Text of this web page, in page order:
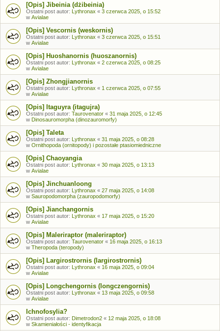
[Opis] Jibeinia (dżibeinia)
Ostatni post autor: Lythronax « 3 czerwca 2025, o 15:52
w Avialae
[Opis] Vescornis (weskornis)
Ostatni post autor: Lythronax « 3 czerwca 2025, o 15:51
w Avialae
[Opis] Huoshanornis (huoszanornis)
Ostatni post autor: Lythronax « 2 czerwca 2025, o 08:25
w Avialae
[Opis] Zhongjianornis
Ostatni post autor: Lythronax « 1 czerwca 2025, o 07:55
w Avialae
[Opis] Itaguyra (itagujra)
Ostatni post autor: Taurovenator « 31 maja 2025, o 12:45
w Dinosauromorpha (dinozauromorfy)
[Opis] Taleta
Ostatni post autor: Lythronax « 31 maja 2025, o 08:28
w Ornithopoda (ornitopody) i pozostałe ptasiomiedniczne
[Opis] Chaoyangia
Ostatni post autor: Lythronax « 30 maja 2025, o 13:13
w Avialae
[Opis] Jinchuanloong
Ostatni post autor: Lythronax « 27 maja 2025, o 14:08
w Sauropodomorpha (zauropodomorfy)
[Opis] Jianchangornis
Ostatni post autor: Lythronax « 17 maja 2025, o 15:20
w Avialae
[Opis] Maleriraptor (maleriraptor)
Ostatni post autor: Taurovenator « 16 maja 2025, o 16:13
w Theropoda (teropody)
[Opis] Largirostrornis (largirostrornis)
Ostatni post autor: Lythronax « 16 maja 2025, o 09:04
w Avialae
[Opis] Longchengornis (longczengornis)
Ostatni post autor: Lythronax « 13 maja 2025, o 09:58
w Avialae
Ichnofosylia?
Ostatni post autor: Dimetrodon2 « 12 maja 2025, o 18:08
w Skamieniałości - identyfikacja